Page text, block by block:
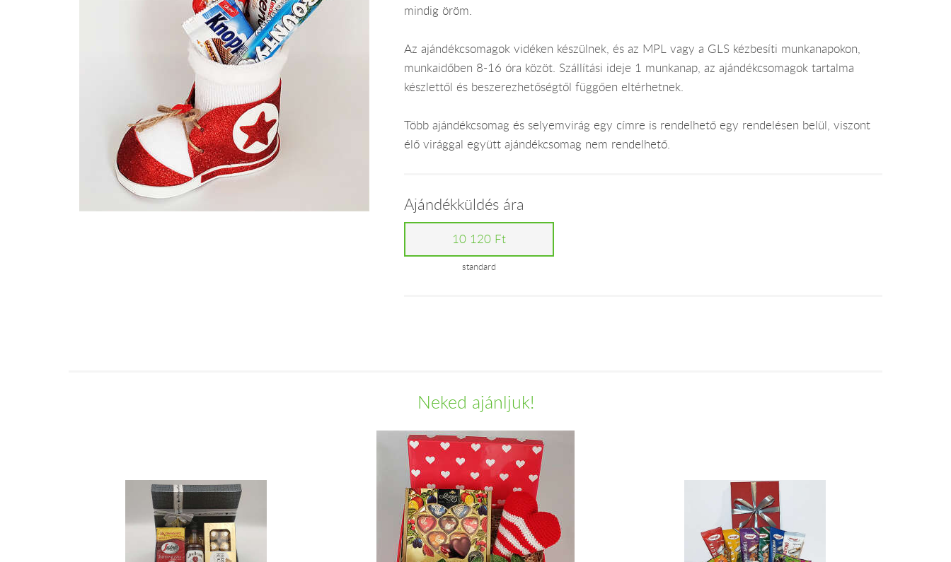
mindig öröm.
Az ajándékcsomagok vidéken készülnek, és az MPL vagy a GLS kézbesíti munkanapokon,
munkaidőben 8-16 óra közöt. Szállítási ideje 1 munkanap, az ajándékcsomagok tartalma
készlettől és beszerezhetőségtől függően eltérhetnek.
Több ajándékcsomag és selyemvirág egy címre is rendelhető egy rendelésen belül, viszont
élő virággal együtt ajándékcsomag nem rendelhető.
Ajándékküldés ára
10 120 Ft
standard
Neked ajánljuk!